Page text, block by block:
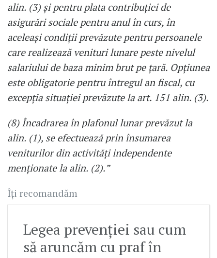
alin. (3) şi pentru plata contribuţiei de
asigurări sociale pentru anul în curs, în
aceleaşi condiţii prevăzute pentru persoanele
care realizează venituri lunare peste nivelul
salariului de baza minim brut pe ţară. Opţiunea
este obligatorie pentru întregul an fiscal, cu
excepţia situaţiei prevăzute la art. 151 alin. (3).
(8) Încadrarea în plafonul lunar prevăzut la
alin. (1), se efectuează prin însumarea
veniturilor din activităţi independente
menţionate la alin. (2).”
Îți recomandăm
Legea prevenției sau cum
să aruncăm cu praf în